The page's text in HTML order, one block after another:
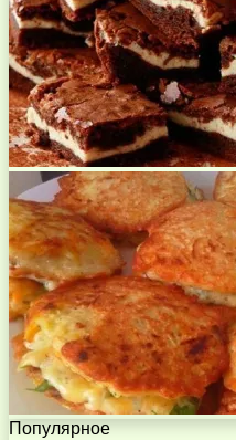
Популярное